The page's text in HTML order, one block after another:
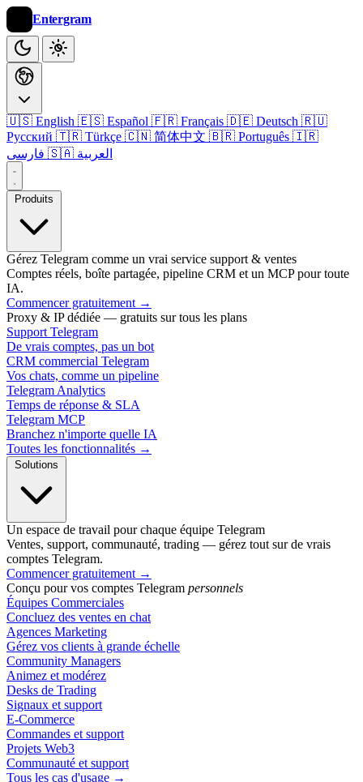
Entergram
🇺🇸 English 🇪🇸 Español 🇫🇷 Français 🇩🇪 Deutsch 🇷🇺
Русский 🇹🇷 Türkçe 🇨🇳 简体中文 🇧🇷 Português 🇮🇷
🇸🇦 العربية
Produits
Gérez Telegram comme un vrai service support & ventes
Comptes réels, boîte partagée, pipeline CRM et un MCP pour toute
IA.
Commencer gratuitement →
Proxy & IP dédiée — gratuits sur tous les plans
Support Telegram
De vrais comptes, pas un bot
CRM commercial Telegram
Vos chats, comme un pipeline
Telegram Analytics
Temps de réponse & SLA
Telegram MCP
Branchez n'importe quelle IA
Toutes les fonctionnalités →
Solutions
Un espace de travail pour chaque équipe Telegram
Ventes, support, communauté, trading — gérez tout sur de vrais
comptes Telegram.
Commencer gratuitement →
Conçu pour vos comptes Telegram personnels
Équipes Commerciales
Concluez des ventes en chat
Agences Marketing
Gérez vos clients à grande échelle
Community Managers
Animez et modérez
Desks de Trading
Signaux et support
E-Commerce
Commandes et support
Projets Web3
Communauté et support
Tous les cas d'usage →